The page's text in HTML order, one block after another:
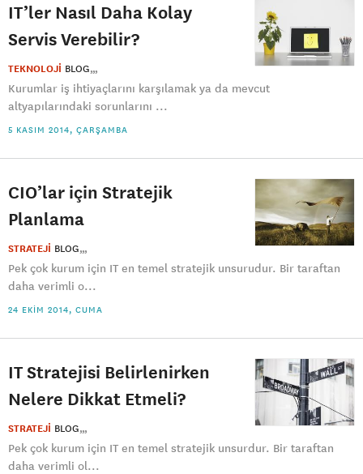
IT’ler Nasıl Daha Kolay
Servis Verebilir?
TEKNOLOJİ BLOG
Kurumlar iş ihtiyaçlarını karşılamak ya da mevcut
altyapılarındaki sorunlarını ...
5 KASIM 2014, ÇARŞAMBA
CIO’lar için Stratejik
Planlama
STRATEJİ BLOG
Pek çok kurum için IT en temel stratejik unsurudur. Bir taraftan
daha verimli o...
24 EKIM 2014, CUMA
IT Stratejisi Belirlenirken
Nelere Dikkat Etmeli?
STRATEJİ BLOG
Pek çok kurum için IT en temel stratejik unsurdur. Bir taraftan
daha verimli ol...